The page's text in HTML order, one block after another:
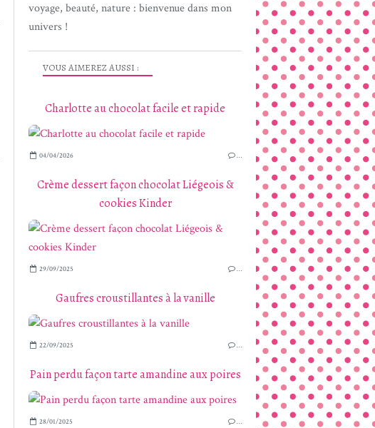
voyage, beauté, nature : bienvenue dans mon
univers !
VOUS AIMEREZ AUSSI :
Charlotte au chocolat facile et rapide
04/04/2026 …
Crème dessert façon chocolat Liégeois &
cookies Kinder
29/09/2025 …
Gaufres croustillantes à la vanille
22/09/2025 …
Pain perdu façon tarte amandine aux poires
28/01/2025 …